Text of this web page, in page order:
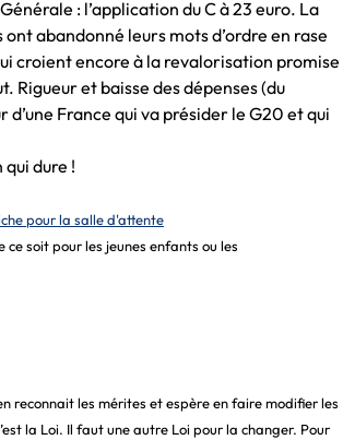
: l’application du C à 23 euro. La
abandonné leurs mots d’ordre en rase
croient encore à la revalorisation promise
Rigueur et baisse des dépenses (du
France qui va présider le G20 et qui
dure !
pour la salle d'attente
soit pour les jeunes enfants ou les
reconnait les mérites et espère en faire modifier les
la Loi. Il faut une autre Loi pour la changer. Pour